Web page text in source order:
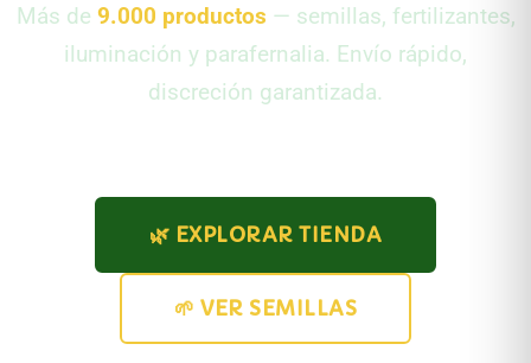
Más de 9.000 productos — semillas, fertilizantes,
iluminación y parafernalia. Envío rápido,
discreción garantizada.
🌿 EXPLORAR TIENDA
🌱 VER SEMILLAS